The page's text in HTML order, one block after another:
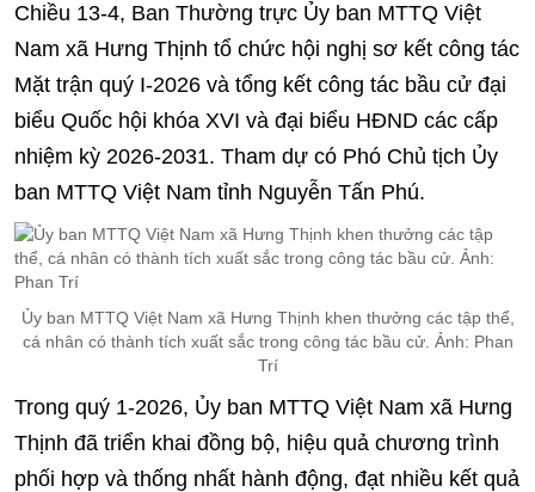
Chiều 13-4, Ban Thường trực Ủy ban MTTQ Việt
Nam xã Hưng Thịnh tổ chức hội nghị sơ kết công tác
Mặt trận quý I-2026 và tổng kết công tác bầu cử đại
biểu Quốc hội khóa XVI và đại biểu HĐND các cấp
nhiệm kỳ 2026-2031. Tham dự có Phó Chủ tịch Ủy
ban MTTQ Việt Nam tỉnh Nguyễn Tấn Phú.
Ủy ban MTTQ Việt Nam xã Hưng Thịnh khen thưởng các tập thể,
cá nhân có thành tích xuất sắc trong công tác bầu cử. Ảnh: Phan
Trí
Trong quý 1-2026, Ủy ban MTTQ Việt Nam xã Hưng
Thịnh đã triển khai đồng bộ, hiệu quả chương trình
phối hợp và thống nhất hành động, đạt nhiều kết quả